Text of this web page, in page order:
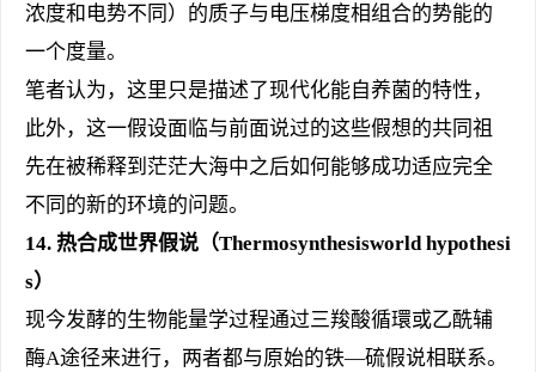
浓度和电势不同）的质子与电压梯度相组合的势能的
一个度量。
笔者认为，这里只是描述了现代化能自养菌的特性，
此外，这一假设面临与前面说过的这些假想的共同祖
先在被稀释到茫茫大海中之后如何能够成功适应完全
不同的新的环境的问题。
14. 热合成世界假说（Thermosynthesisworld hypothesi
s）
现今发酵的生物能量学过程通过三羧酸循環或乙酰辅
酶A途径来进行，两者都与原始的铁—硫假说相联系。